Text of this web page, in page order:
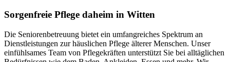
Sorgenfreie Pflege daheim in Witten
Die Seniorenbetreuung bietet ein umfangreiches Spektrum an
Dienstleistungen zur häuslichen Pflege älterer Menschen. Unser
einfühlsames Team von Pflegekräften unterstützt Sie bei alltäglichen